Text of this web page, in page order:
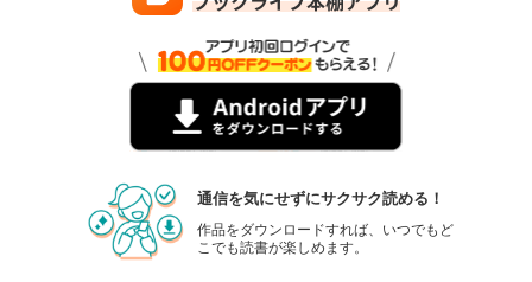
通信を気にせずにサクサク読める！
作品をダウンロードすれば、いつでもど
こでも読書が楽しめます。